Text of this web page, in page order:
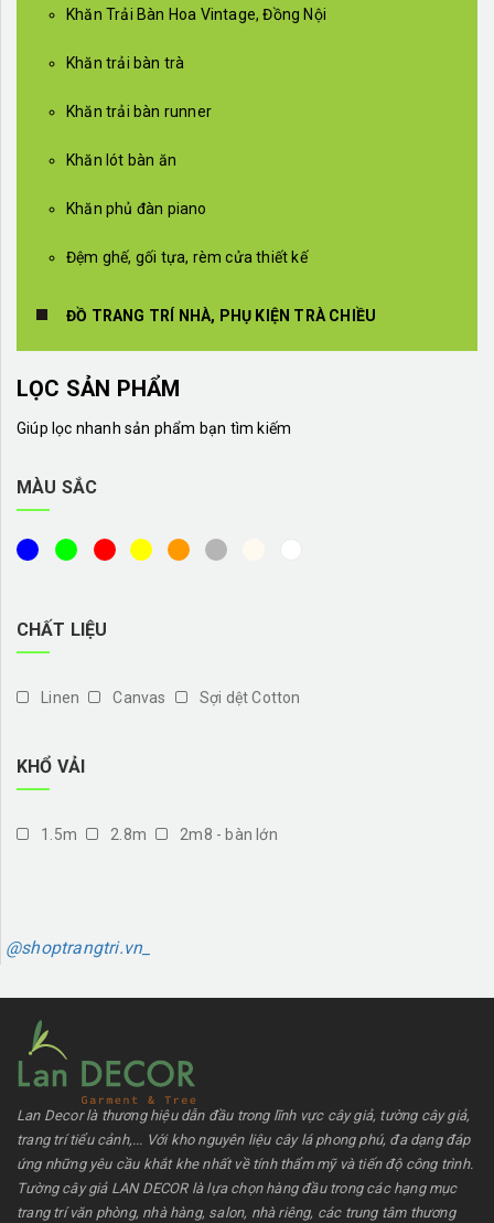
Khăn Trải Bàn Hoa Vintage, Đồng Nội
Khăn trải bàn trà
Khăn trải bàn runner
Khăn lót bàn ăn
Khăn phủ đàn piano
Đệm ghế, gối tựa, rèm cửa thiết kế
ĐỒ TRANG TRÍ NHÀ, PHỤ KIỆN TRÀ CHIỀU
LỌC SẢN PHẨM
Giúp lọc nhanh sản phẩm bạn tìm kiếm
MÀU SẮC
CHẤT LIỆU
Linen Canvas Sợi dệt Cotton
KHỔ VẢI
1.5m 2.8m 2m8 - bàn lớn
@shoptrangtri.vn_
Lan Decor là thương hiệu dẫn đầu trong lĩnh vực cây giả, tường cây giả,
trang trí tiểu cảnh,... Với kho nguyên liệu cây lá phong phú, đa dạng đáp
ứng những yêu cầu khắt khe nhất về tính thẩm mỹ và tiến độ công trình.
Tường cây giả LAN DECOR là lựa chọn hàng đầu trong các hạng mục
trang trí văn phòng, nhà hàng, salon, nhà riêng, các trung tâm thương